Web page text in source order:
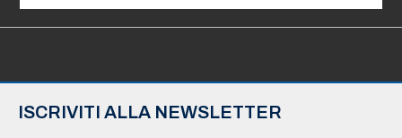
ISCRIVITI ALLA NEWSLETTER